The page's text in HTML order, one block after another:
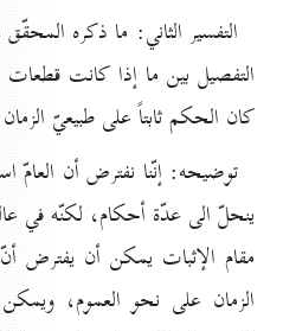
التفسير الثاني: ما ذكره
التفصيل بين ما إذا كانت قطعات
كان الحكم ثابتاً على طبيعيّ
توضيحه: إنّنا نفترض أن العامّ
ينحلّ الى عدّة أحكام، لكنّه في
مقام الإثبات يمكن أن
الزمان على نحو العموم،